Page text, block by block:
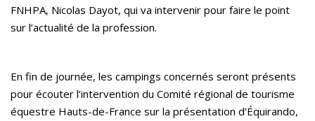
FNHPA, Nicolas Dayot, qui va intervenir pour faire le point
sur l’actualité de la profession.
En fin de journée, les campings concernés seront présents
pour écouter l’intervention du Comité régional de tourisme
équestre Hauts-de-France sur la présentation d’Équirando,